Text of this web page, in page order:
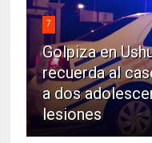
7
Golpiza en
recuerda al
a dos
lesiones